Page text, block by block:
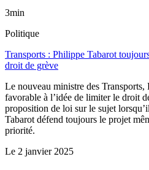
3min
Politique
Transports : Philippe Tabarot
droit de grève
Le nouveau ministre des
favorable à l’idée de limiter le droit
proposition de loi sur le sujet
Tabarot défend toujours le projet
priorité.
Le 2 janvier 2025